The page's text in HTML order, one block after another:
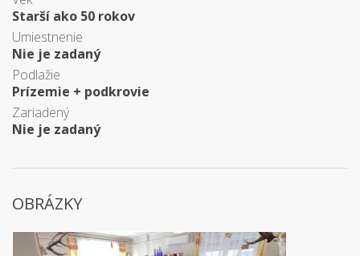
Starší ako 50 rokov
Umiestnenie
Nie je zadaný
Podlažie
Prízemie + podkrovie
Zariadený
Nie je zadaný
OBRÁZKY